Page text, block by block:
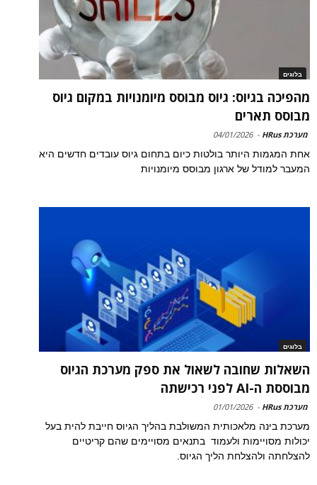
בלוגים
מהפיכה בגיוס: גיוס מבוסס מיומנויות במקום גיוס
מבוסס תארים
מערכת HRus -
04/01/2026
אחת המגמות היותר בולטות כיום בתחום גיוס עובדים חדשים היא
המעבר למודל של ארגון מבוסס מיומנויות
בלוגים
השאלות שחובה לשאול את ספק מערכת הגיוס
מבוססת ה-AI לפני רכישתה
מערכת HRus -
01/01/2026
מערכת בינה מלאכותית המשולבת בהליך הגיוס חייבת להית בעל
יכולות מסויימות ולעמוד בתנאים מסויימים שהם קריטיים
להצלחתה ולהצלחת הליך הגיוס.